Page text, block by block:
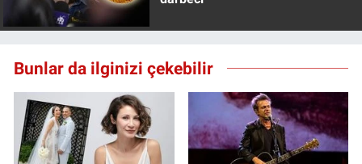
Bunlar da ilginizi çekebilir